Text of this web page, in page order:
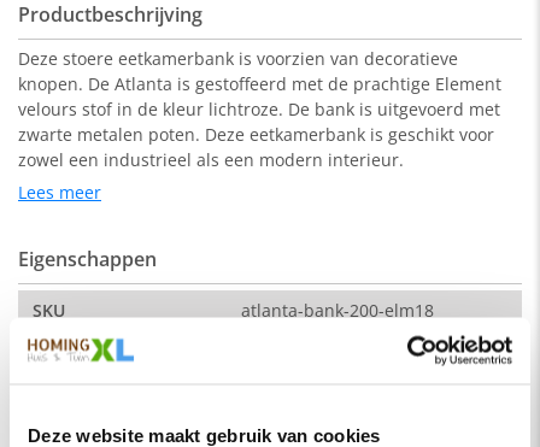
Deze website maakt gebruik van cookies
Productbeschrijving
Deze stoere eetkamerbank is voorzien van decoratieve
knopen. De Atlanta is gestoffeerd met de prachtige Element
velours stof in de kleur lichtroze. De bank is uitgevoerd met
zwarte metalen poten. Deze eetkamerbank is geschikt voor
zowel een industrieel als een modern interieur.
werkelijkheid. Zeker weten dat dit de kleur is die je zoekt?
Vraag dan een stukje van de stof aan via de knop "kleurstaal
aanvragen".
Afmeting:
Lees meer
Eigenschappen
SKU
atlanta-bank-200-elm18
Montage
Soort
Eetkamerbanken